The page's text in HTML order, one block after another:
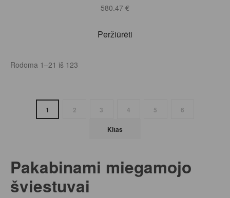
580.47 €
Peržiūrėti
Rodoma 1–21 iš 123
1 2 3 4 5 6
Kitas
Pakabinami miegamojo
šviestuvai